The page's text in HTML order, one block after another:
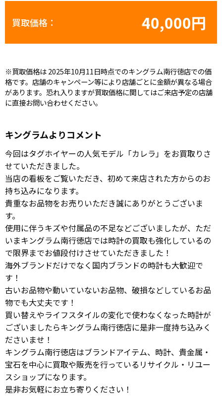
買取価格： 40,000円
※買取価格は 2025年10月11日時点でのキングラム南行徳店での価
格です。店舗のキャンペーン等により店舗ごとに金額が異なる場合
があります。恐れ入りますが買取価格に関してはご来店予定の店舗
に直接お問い合わせください。
キングラムよりコメント
今回はタグホイヤーの人気モデル「カレラ」をお買取りさ
せていただきました。
当店の看板をご覧いただき、初めて来店された方からのお
持ち込みになります。
貴重なお品物をお売りいただき誠にありがとうございま
す。
使用に伴うキズや付属品の不足などございましたが、ただ
いまキングラム南行徳店では時計の買取も強化しているの
で限界までお値段付けさせていただきました！
海外ブランドだけでなく国内ブランドの時計も大歓迎で
す！
古いお品物や動いていないお品物、破損などしているお品
物でも大丈夫です！
買い替えやライフスタイルの変化で使わなくなった時計が
ございましたらキングラム南行徳店に是非一度持ち込みく
ださいませ！
キングラム南行徳店はブランドアイテム、時計、貴金属・
宝石を中心に買取や販売を行っているリサイクル・リユー
スショップになります。
是非お気軽にお立ち寄りください！